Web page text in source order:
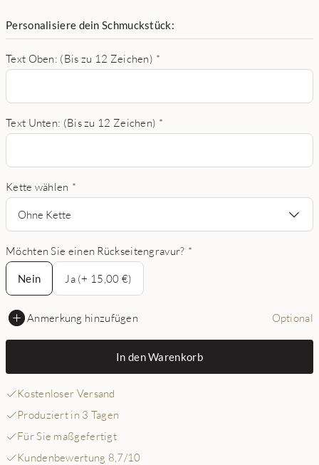
Personalisiere dein Schmuckstück:
Text Oben: (Bis zu 12 Zeichen) *
Text Unten: (Bis zu 12 Zeichen) *
Kette wählen *
Ohne Kette
Möchten Sie einen Rückseitengravur? *
Nein
Nein
Ja (+ 15,00 €)
Anmerkung hinzufügen Optional
In den Warenkorb
Kostenloser Versand
Produziert in 3 Tagen
Für Sie maßgefertigt
Kundenbewertung 8,7/10